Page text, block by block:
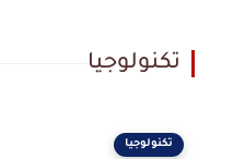
تكنولوجيا
تكنولوجيا